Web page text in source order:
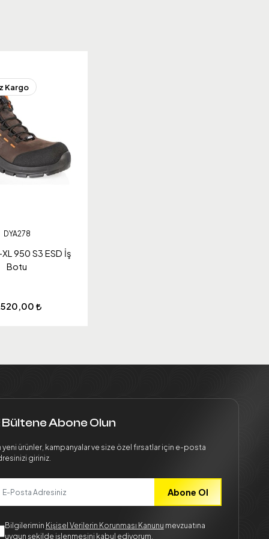
Kargo
DYA278
950 S3 ESD İş
Botu
Bültene Abone Olun
yeni ürünler, kampanyalar ve size özel fırsatlar için e-posta
giriniz.
Abone Ol
Bilgilerimin Kişisel Verilerin Korunması Kanunu mevzuatına
uygun şekilde işlenmesini kabul ediyorum.